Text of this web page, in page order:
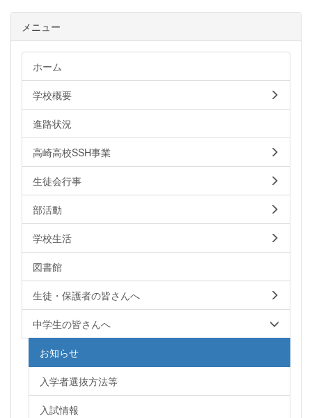
メニュー
ホーム
学校概要
進路状況
高崎高校SSH事業
生徒会行事
部活動
学校生活
図書館
生徒・保護者の皆さんへ
中学生の皆さんへ
お知らせ
入学者選抜方法等
入試情報